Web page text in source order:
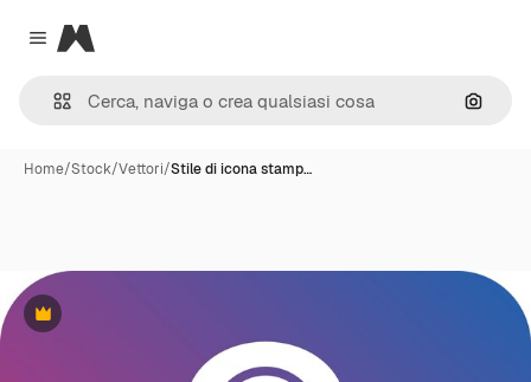
Close menu
Magnific
Cerca
Home/Stock/Vettori/Stile di icona stamp…
Premium